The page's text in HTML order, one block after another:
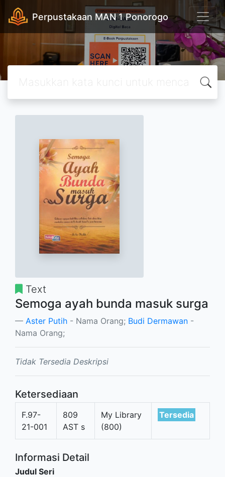
Perpustakaan MAN 1 Ponorogo
Text
Semoga ayah bunda masuk surga
Aster Putih - Nama Orang; Budi Dermawan -
Nama Orang;
Tidak Tersedia Deskripsi
Ketersediaan
F.97-
21-001
809
AST s
My Library
(800)
Tersedia
Informasi Detail
Judul Seri